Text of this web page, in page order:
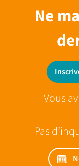
Ne
Vous
Pas